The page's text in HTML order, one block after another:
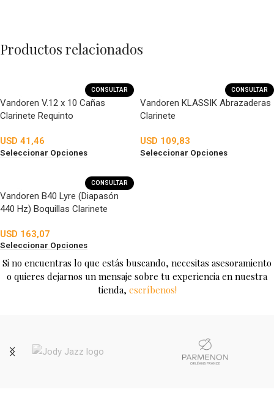
Productos relacionados
CONSULTAR
Vandoren V.12 x 10 Cañas
Clarinete Requinto
USD 41,46
Seleccionar Opciones
CONSULTAR
Vandoren KLASSIK Abrazaderas
Clarinete
USD 109,83
Seleccionar Opciones
CONSULTAR
Vandoren B40 Lyre (Diapasón
440 Hz) Boquillas Clarinete
USD 163,07
Seleccionar Opciones
Si no encuentras lo que estás buscando, necesitas asesoramiento
o quieres dejarnos un mensaje sobre tu experiencia en nuestra
tienda, escríbenos!